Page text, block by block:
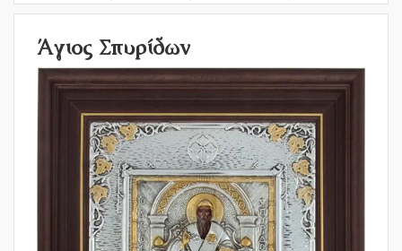
Άγιος Σπυρίδων